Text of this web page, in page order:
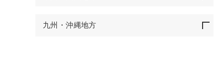
九州・沖縄地方